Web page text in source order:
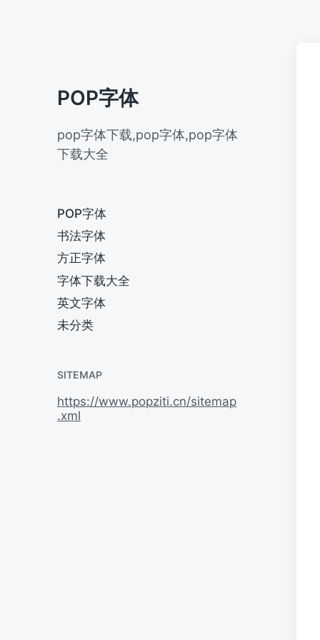
POP字体
pop字体下载,pop字体,pop字体
下载大全
POP字体
书法字体
方正字体
字体下载大全
英文字体
未分类
SITEMAP
https://www.popziti.cn/sitemap
.xml